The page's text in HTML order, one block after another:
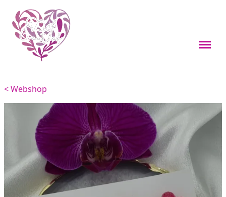
Webshop
Boekenleggers
Custom items
Kleine cadeaus
Sieraden
Viervoeters
Woondecoratie
Overig
Feestdagen thema's
Over mij
Materialen en onderhoud
< Webshop